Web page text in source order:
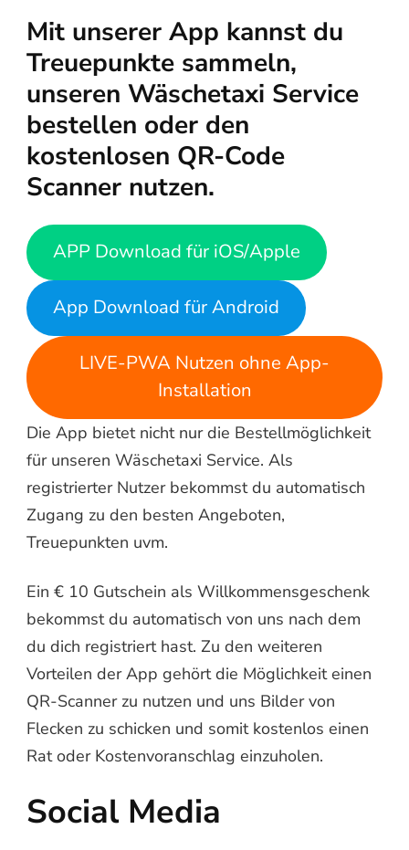
Mit unserer App kannst du
Treuepunkte sammeln,
unseren Wäschetaxi Service
bestellen oder den
kostenlosen QR-Code
Scanner nutzen.
APP Download für iOS/Apple
App Download für Android
LIVE-PWA Nutzen ohne App-
Installation
Die App bietet nicht nur die Bestellmöglichkeit
für unseren Wäschetaxi Service. Als
registrierter Nutzer bekommst du automatisch
Zugang zu den besten Angeboten,
Treuepunkten uvm.
Ein € 10 Gutschein als Willkommensgeschenk
bekommst du automatisch von uns nach dem
du dich registriert hast. Zu den weiteren
Vorteilen der App gehört die Möglichkeit einen
QR-Scanner zu nutzen und uns Bilder von
Flecken zu schicken und somit kostenlos einen
Rat oder Kostenvoranschlag einzuholen.
Social Media